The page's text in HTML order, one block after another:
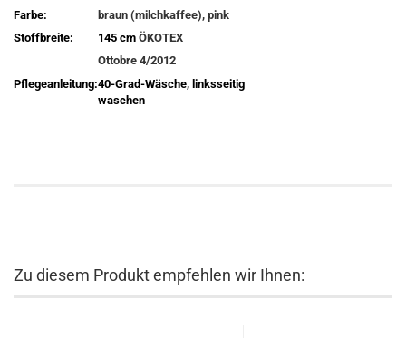
Farbe:
braun (milchkaffee), pink
Stoffbreite:
145 cm ÖKOTEX
Ottobre 4/2012
Pflegeanleitung:40-Grad-Wäsche, linksseitig
waschen
Zu diesem Produkt empfehlen wir Ihnen: